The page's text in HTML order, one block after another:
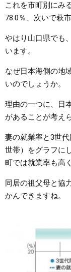
これを市町別にみ
78.0％、次いで萩
やはり山口県でも
います。
なぜ日本海側の地
いのでしょうか。
理由の一つに、日
があることが考え
妻の就業率と3世
世帯）をグラフに
町では就業率も高
同居の祖父母と協
かんできますね。